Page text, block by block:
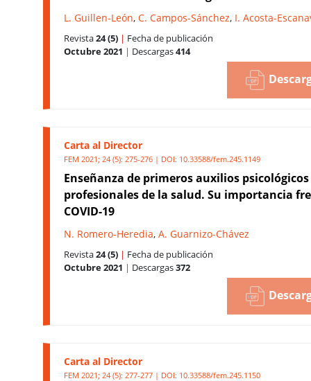
L. Guillen-León, C. Campos-Sánchez, I. Acosta-
Revista24 (5) | Fecha de publicación
Octubre 2021 | Descargas414
Carta al Director
FEM 2021; 24 (5): 275-276 | DOI: 10.33588/fem.245.1149
Enseñanza de primeros auxilios
profesionales de la salud. Su importancia
COVID-19
N. Romero-Heredia, A. Guarnizo-Chávez
Revista24 (5) | Fecha de publicación
Octubre 2021 | Descargas372
Carta al Director
FEM 2021; 24 (5): 277-277 | DOI: 10.33588/fem.245.1150